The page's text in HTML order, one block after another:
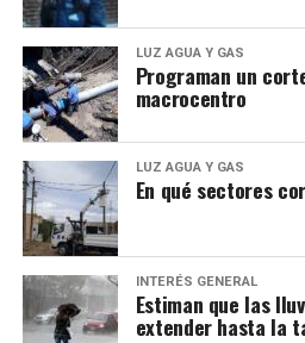
LUZ AGUA Y GAS
Programan un
macrocentro
LUZ AGUA Y GAS
En qué sectores
INTERÉS GENERAL
Estiman que las
extender hasta la